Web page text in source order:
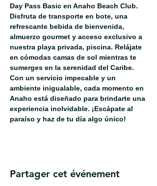
Day Pass Basic en Anaho Beach Club.
Disfruta de transporte en bote, una
refrescante bebida de bienvenida,
almuerzo gourmet y acceso exclusivo a
nuestra playa privada, piscina. Relájate
en cómodas camas de sol mientras te
sumerges en la serenidad del Caribe.
Con un servicio impecable y un
ambiente inigualable, cada momento en
Anaho está diseñado para brindarte una
experiencia inolvidable. ¡Escápate al
paraíso y haz de tu día algo único!
Partager cet événement